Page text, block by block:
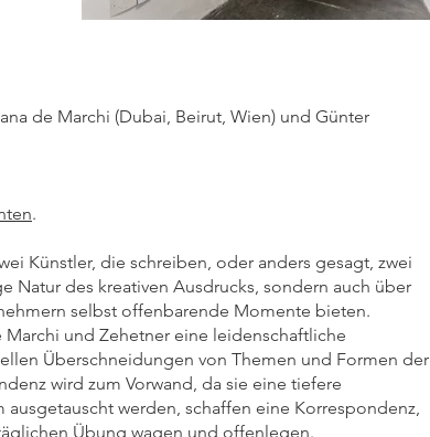
de Marchi (Dubai, Beirut, Wien) und Günter
.
Künstler, die schreiben, oder anders gesagt, zwei
Natur des kreativen Ausdrucks, sondern auch über
selbst offenbarende Momente bieten.
und Zehetner eine leidenschaftliche
Überschneidungen von Themen und Formen der
wird zum Vorwand, da sie eine tiefere
werden, schaffen eine Korrespondenz,
Übung wagen und offenlegen.